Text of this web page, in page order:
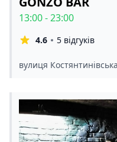
13:00 - 23:00
4.6 5 відгуків
вулиця